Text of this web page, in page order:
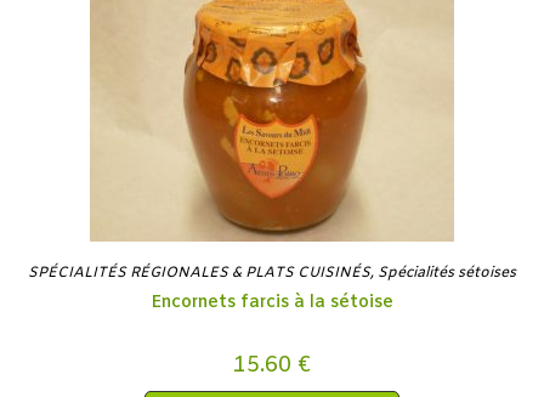
SPÉCIALITÉS RÉGIONALES & PLATS CUISINÉS, Spécialités sétoises
Encornets farcis à la sétoise
15.60 €